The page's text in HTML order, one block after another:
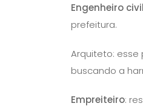
Engenheiro civil
prefeitura.
Arquiteto:
buscando a
Empreiteiro: